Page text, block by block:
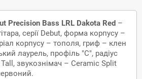
Precision Bass LRL Dakota Red –
серії Debut, форма корпусу –
корпусу – тополя, гриф – клен
лаурель, профіль "C", радіус
звукознімач – Ceramic Split